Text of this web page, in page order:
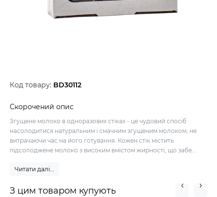
Код товару: BD30112
Скорочений опис
Згущене молоко в одноразових стіках - це чудовий спосіб
насолодитися натуральним і смачним згущеним молоком, не
витрачаючи час на його готування. Кожен стік містить
підсолоджене молоко з високим вмістом жирності, що забе...
Читати далі...
З цим товаром купують